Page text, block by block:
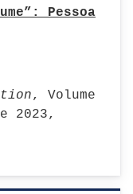
Pessoa
, Volume
2023,